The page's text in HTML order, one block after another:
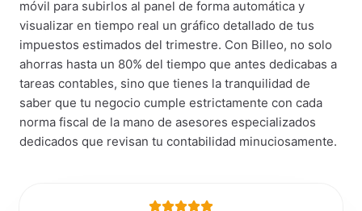
móvil para subirlos al panel de forma automática y
visualizar en tiempo real un gráfico detallado de tus
impuestos estimados del trimestre. Con Billeo, no solo
ahorras hasta un 80% del tiempo que antes dedicabas a
tareas contables, sino que tienes la tranquilidad de
saber que tu negocio cumple estrictamente con cada
norma fiscal de la mano de asesores especializados
dedicados que revisan tu contabilidad minuciosamente.